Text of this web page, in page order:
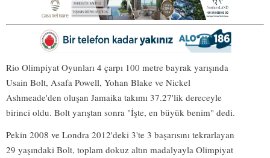
Rio Olimpiyat Oyunları 4 çarpı 100 metre bayrak yarışında
Usain Bolt, Asafa Powell, Yohan Blake ve Nickel
Ashmeade'den oluşan Jamaika takımı 37.27'lik dereceyle
birinci oldu. Bolt yarıştan sonra "İşte, en büyük benim" dedi.
Pekin 2008 ve Londra 2012'deki 3'te 3 başarısını tekrarlayan
29 yaşındaki Bolt, toplam dokuz altın madalyayla Olimpiyat